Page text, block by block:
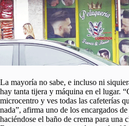
La mayoría no sabe, e incluso ni
hay tanta tijera y máquina en el lugar.
microcentro y ves todas las cafeterías
nada”, afirma uno de los encargados
haciéndose el baño de crema para una